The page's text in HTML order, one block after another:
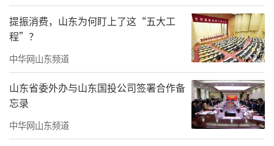
更重要的是，这套智造模式覆盖冰箱、洗
衣机、厨电等全品类，推动全球制造体系向智
能、高效、低碳全面升级。
提振消费，山东为何盯上了这“五大工
程”？
中华网山东频道
山东省委外办与山东国投公司签署合作备
忘录
中华网山东频道